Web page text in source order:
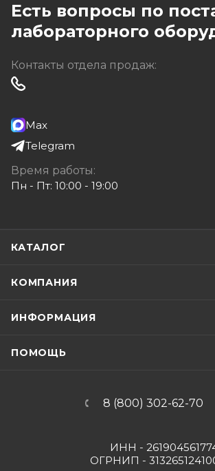
Есть вопросы по
лабораторного
Контакты отдела продаж:
Max
Telegram
Время работы:
Пн - Пт: 10:00 - 19:00
КАТАЛОГ
КОМПАНИЯ
ИНФОРМАЦИЯ
ПОМОЩЬ
8 (800) 302-62-70
ИНН -
ОГРНИП -